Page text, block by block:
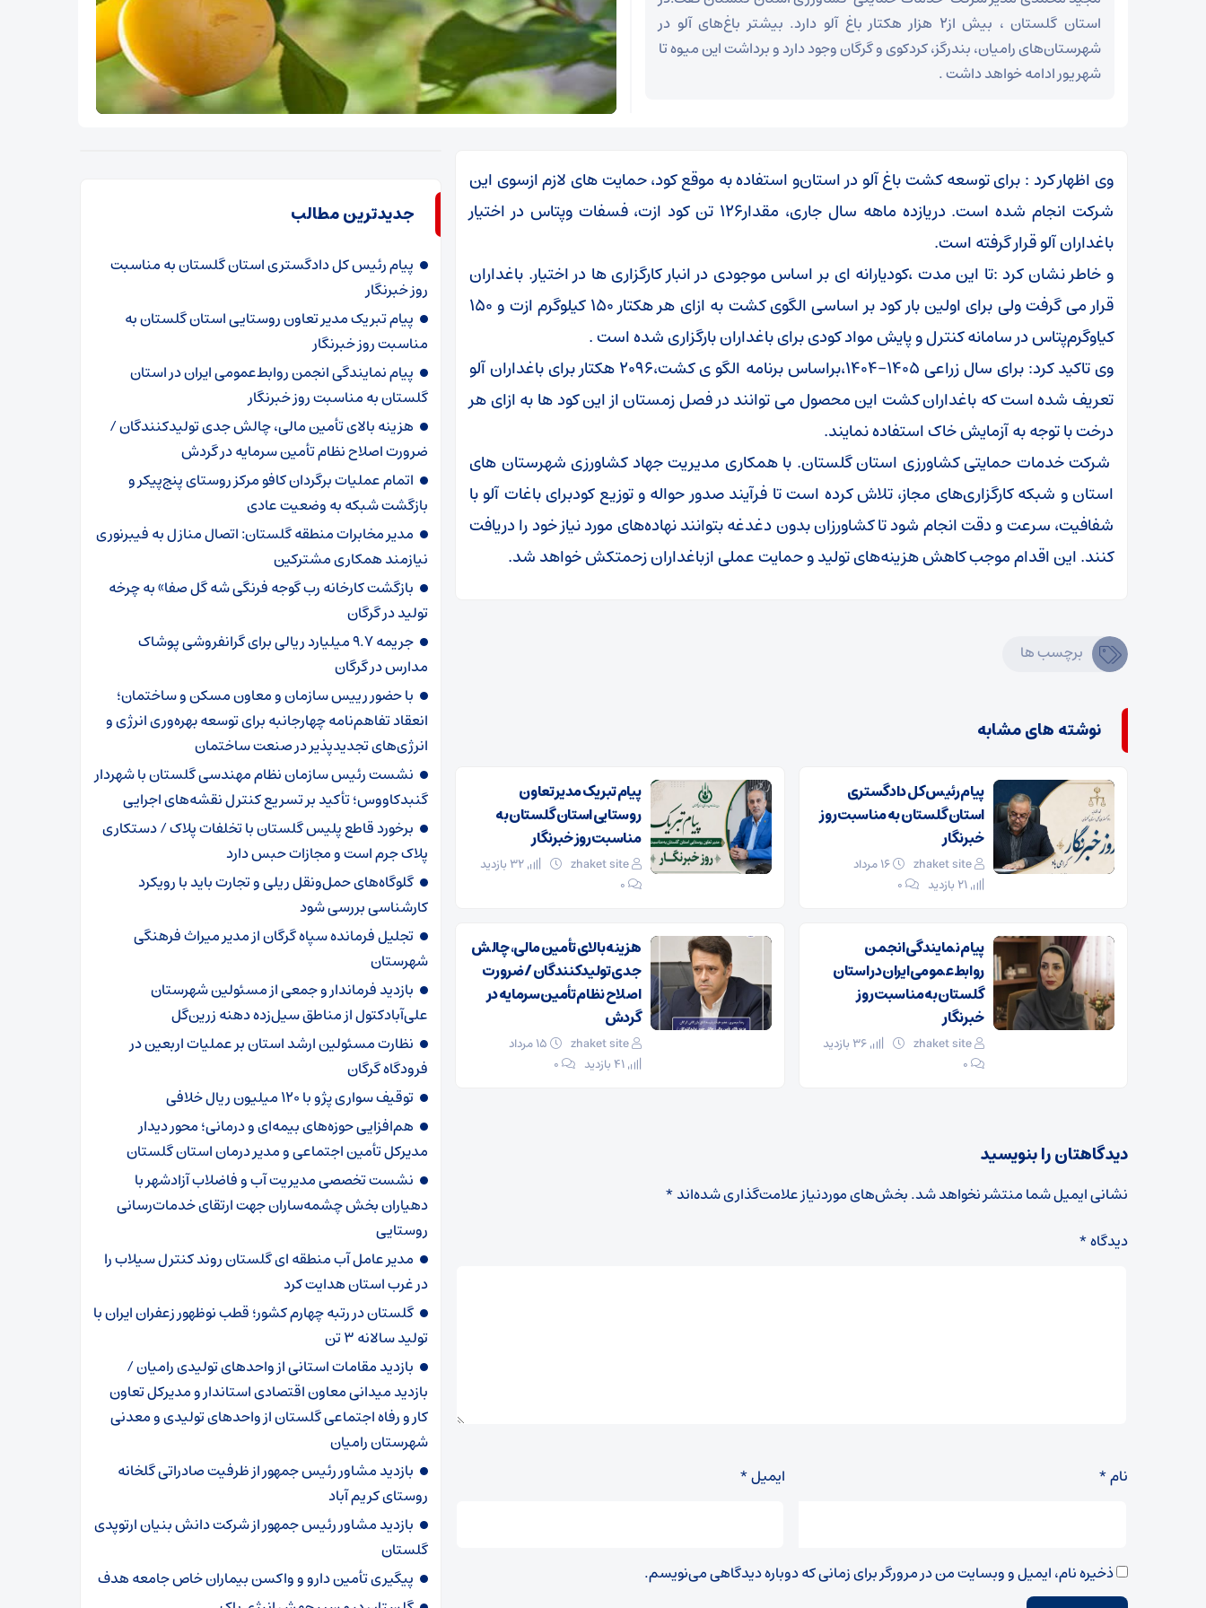
استان گلستان ، بیش از۲ هزار هکتار باغ آلو دارد. بیشتر باغ‌های آلو در
شهرستان‌های رامیان، بندرگز، کردکوی و گرگان وجود دارد و برداشت این میوه تا
شهریور ادامه خواهد داشت .
وی اظهار کرد : برای توسعه کشت باغ آلو در استان‌و استفاده به موقع کود، حمایت های لازم ازسوی این
شرکت انجام شده است. دریازده ماهه سال جاری، مقدار۱۲۶ تن کود ازت، فسفات وپتاس در اختیار
باغداران آلو قرار گرفته است.
و خاطر نشان کرد :تا این مدت ،‌کودیارانه ای بر اساس موجودی در انبار کارگزاری ها در اختیار. باغداران
قرار می گرفت ولی برای اولین بار کود بر اساسی الگوی کشت به ازای هر هکتار ۱۵۰ کیلوگرم ازت و ۱۵۰
کیاوگرم‌‌پتاس در سامانه کنترل و پایش مواد کودی برای باغداران بارگزاری شده است .
وی تاکید کرد: برای سال زراعی ۱۴۰۵-۱۴۰۴،براساس برنامه الگو ی کشت،۲۰۹۶ هکتار برای باغداران آلو
تعریف شده است که باغداران کشت این محصول می توانند در فصل زمستان از این کود ها به ازای هر
درخت با توجه به آزمایش خاک استفاده نمایند.
شرکت خدمات حمایتی کشاورزی استان گلستان. با همکاری مدیریت جهاد کشاورزی شهرستان های
استان و شبکه کارگزاری‌های مجاز، تلاش کرده است تا فرآیند صدور حواله و توزیع کودبرای باغات آلو با
شفافیت، سرعت و دقت انجام شود تا کشاورزان بدون دغدغه بتوانند نهاده‌های مورد نیاز خود را دریافت
کنند. این اقدام موجب کاهش هزینه‌های تولید و حمایت عملی ازباغداران زحمتکش خواهد شد.
برچسب ها
نوشته های مشابه
پیام رئیس کل دادگستری
استان گلستان به مناسبت روز
خبرنگار
zhaket site
۰
پیام تبریک مدیر تعاون
روستایی استان گلستان به
مناسبت روز خبرنگار
zhaket site
32 بازدید
۰
پیام نمایندگی انجمن
روابط‌عمومی ایران در استان
گلستان به مناسبت روز
خبرنگار
zhaket site
۰
هزینه بالای تأمین مالی، چالش
جدی تولیدکنندگان / ضرورت
اصلاح نظام تأمین سرمایه در
گردش
zhaket site
41 بازدید
۰
دیدگاهتان را بنویسید
نشانی ایمیل شما منتشر نخواهد شد.بخش‌های موردنیاز علامت‌گذاری شده‌اند*
دیدگاه*
نام* ایمیل*
ذخیره نام، ایمیل و وبسایت من در مرورگر برای زمانی که دوباره دیدگاهی می‌نویسم.
جدیدترین مطالب
پیام رئیس کل دادگستری استان گلستان به مناسبت
روز خبرنگار
پیام تبریک مدیر تعاون روستایی استان گلستان به
مناسبت روز خبرنگار
پیام نمایندگی انجمن روابط‌عمومی ایران در استان
گلستان به مناسبت روز خبرنگار
هزینه بالای تأمین مالی، چالش جدی تولیدکنندگان /
ضرورت اصلاح نظام تأمین سرمایه در گردش
اتمام عملیات برگردان کافو مرکز روستای پنج‌پیکر و
بازگشت شبکه به وضعیت عادی
مدیر مخابرات منطقه گلستان: اتصال منازل به فیبرنوری
نیازمند همکاری مشترکین
بازگشت کارخانه رب گوجه فرنگی شه گل صفا» به چرخه
تولید در گرگان
جریمه ۹.۷ میلیارد ریالی برای گرانفروشی پوشاک
مدارس در گرگان
با حضور رییس سازمان و معاون مسکن و ساختمان؛
انعقاد تفاهم‌نامه چهارجانبه برای توسعه بهره‌وری انرژی و
انرژی‌های تجدیدپذیر در صنعت ساختمان
نشست رئیس سازمان نظام مهندسی گلستان با شهردار
گنبدکاووس؛ تأکید بر تسریع کنترل نقشه‌های اجرایی
برخورد قاطع پلیس گلستان با تخلفات پلاک / دستکاری
پلاک جرم است و مجازات حبس دارد
گلوگاه‌های حمل‌ونقل ریلی و تجارت باید با رویکرد
کارشناسی بررسی شود
تجلیل فرمانده سپاه گرگان از مدیر میراث فرهنگی
شهرستان
بازدید فرماندار و جمعی از مسئولین شهرستان
علی‌آبادکتول از مناطق سیل‌زده دهنه زرین‌گل
نظارت مسئولین ارشد استان بر عملیات اربعین در
فرودگاه گرگان
توقیف سواری پژو با ۱۲۰ میلیون ریال خلافی
هم‌افزایی حوزه‌های بیمه‌ای و درمانی؛ محور دیدار
مدیرکل تأمین اجتماعی و مدیر درمان استان گلستان
نشست تخصصی مدیریت آب و فاضلاب آزادشهر با
دهیاران بخش چشمه‌ساران جهت ارتقای خدمات‌رسانی
روستایی
مدیر عامل آب منطقه ای گلستان روند کنترل سیلاب را
در غرب استان هدایت کرد
گلستان در رتبه چهارم کشور؛ قطب نوظهور زعفران ایران با
تولید سالانه ۳ تن
بازدید مقامات استانی از واحدهای تولیدی رامیان /
بازدید میدانی معاون اقتصادی استاندار و مدیرکل تعاون
کار و رفاه اجتماعی گلستان از واحدهای تولیدی و معدنی
شهرستان رامیان
بازدید مشاور رئیس جمهور از ظرفیت صادراتی گلخانه
روستای کریم آباد
بازدید مشاور رئیس جمهور از شرکت دانش بنیان ارتوپدی
گلستان
پیگیری تأمین دارو و واکسن بیماران خاص جامعه هدف